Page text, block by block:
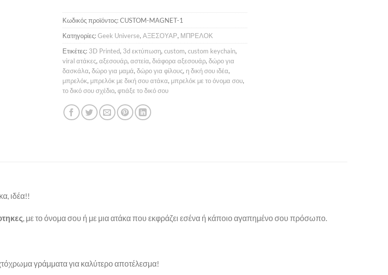
Κωδικός προϊόντος:CUSTOM-MAGNET-1
Κατηγορίες:Geek Universe, ΑΞΕΣΟΥΑΡ, ΜΠΡΕΛΟΚ
Ετικέτες: 3D Printed, 3d εκτύπωση, custom, custom keychain,
viral ατάκες, αξεσουάρ, αστεία, διάφορα αξεσουάρ, δώρο για
δασκάλα, δώρο για μαμά, δώρο για φίλους, η δική σου ιδέα,
μπρελόκ, μπρελόκ με δική σου ατάκα, μπρελόκ με το όνομα σου,
το δικό σου σχέδιο, φτιάξε το δικό σου
ιδέα!!
, με το όνομα σου ή με μια ατάκα που εκφράζει εσένα ή κάποιο αγαπημένο σου πρόσωπο.
γράμματα για καλύτερο αποτέλεσμα!